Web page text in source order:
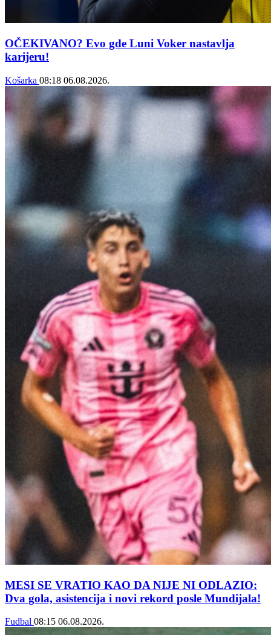
OČEKIVANO? Evo gde Luni Voker nastavlja
karijeru!
Košarka 08:18 06.08.2026.
MESI SE VRATIO KAO DA NIJE NI ODLAZIO:
Dva gola, asistencija i novi rekord posle Mundijala!
Fudbal 08:15 06.08.2026.